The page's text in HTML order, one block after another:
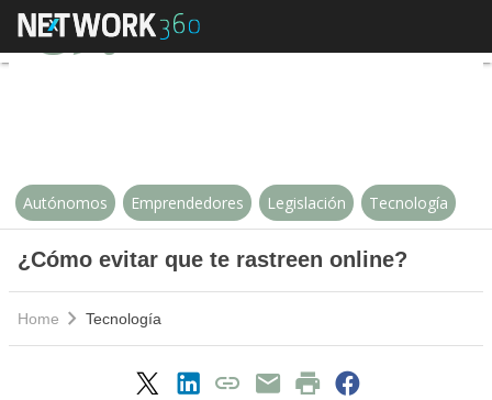
¿Cómo evitar que te rastreen
Autónomos Emprendedores Legislación Tecnología
¿Cómo evitar que te rastreen online?
Home Tecnología